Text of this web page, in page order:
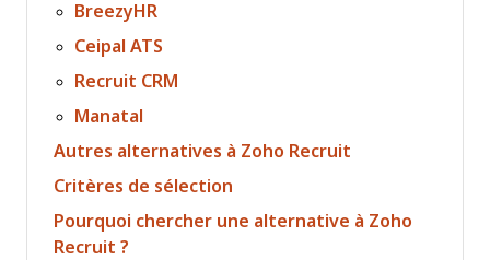
BreezyHR
Ceipal ATS
Recruit CRM
Manatal
Autres alternatives à Zoho Recruit
Critères de sélection
Pourquoi chercher une alternative à Zoho
Recruit ?